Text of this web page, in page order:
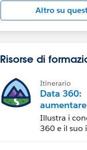
Altro su
Risorse di
Itinerario
Data 360:
dei dati
Illustra i
360 e il suo